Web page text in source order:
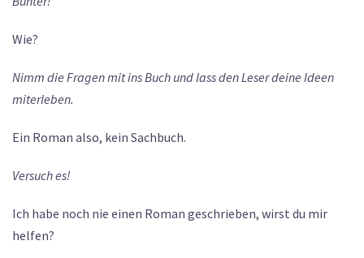
Wie?
Nimm die Fragen mit ins Buch und lass den Leser deine Ideen
miterleben.
Ein Roman also, kein Sachbuch.
Versuch es!
Ich habe noch nie einen Roman geschrieben, wirst du mir
helfen?